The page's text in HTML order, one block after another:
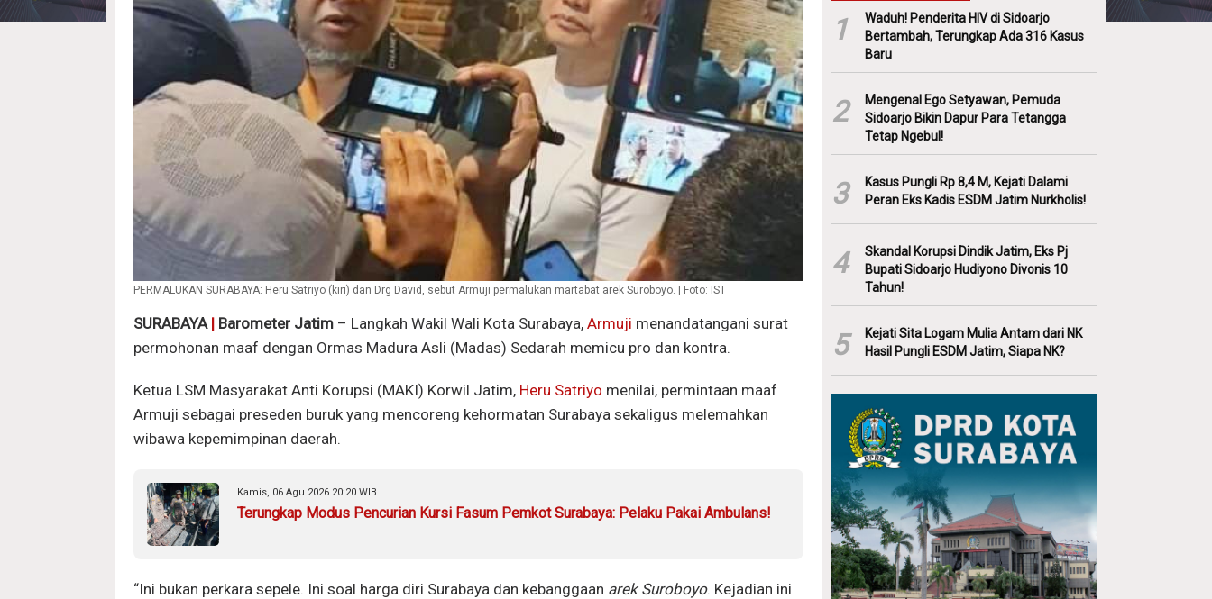
PERMALUKAN SURABAYA: Heru Satriyo (kiri) dan Drg David, sebut Armuji permalukan martabat arek Suroboyo. | Foto: IST
SURABAYA | Barometer Jatim – Langkah Wakil Wali Kota Surabaya, Armuji menandatangani surat
permohonan maaf dengan Ormas Madura Asli (Madas) Sedarah memicu pro dan kontra.
Ketua LSM Masyarakat Anti Korupsi (MAKI) Korwil Jatim, Heru Satriyo menilai, permintaan maaf
Armuji sebagai preseden buruk yang mencoreng kehormatan Surabaya sekaligus melemahkan
wibawa kepemimpinan daerah.
Kamis, 06 Agu 2026 20:20 WIB
Terungkap Modus Pencurian Kursi Fasum Pemkot Surabaya: Pelaku Pakai Ambulans!
“Ini bukan perkara sepele. Ini soal harga diri Surabaya dan kebanggaan arek Suroboyo. Kejadian ini
1
Waduh! Penderita HIV di Sidoarjo
Bertambah, Terungkap Ada 316 Kasus
Baru
2
Mengenal Ego Setyawan, Pemuda
Sidoarjo Bikin Dapur Para Tetangga
Tetap Ngebul!
3
Kasus Pungli Rp 8,4 M, Kejati Dalami
Peran Eks Kadis ESDM Jatim Nurkholis!
4
Skandal Korupsi Dindik Jatim, Eks Pj
Bupati Sidoarjo Hudiyono Divonis 10
Tahun!
5
Kejati Sita Logam Mulia Antam dari NK
Hasil Pungli ESDM Jatim, Siapa NK?